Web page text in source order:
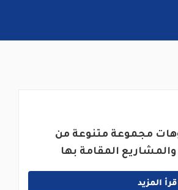
مجموعة متنوعة من
المقامة بها
المزيد